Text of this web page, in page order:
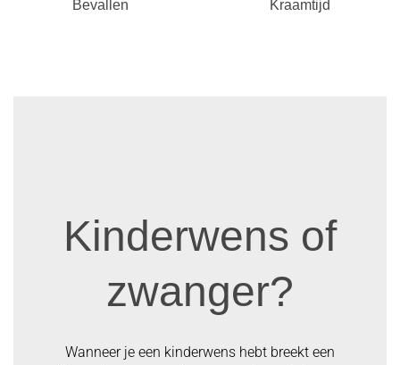
Bevallen Kraamtijd
Kinderwens of
zwanger?
Wanneer je een kinderwens hebt breekt een